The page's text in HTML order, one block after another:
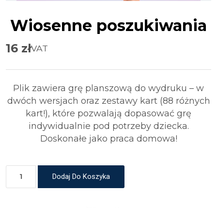
Wiosenne poszukiwania
16 złVAT
Plik zawiera grę planszową do wydruku – w
dwóch wersjach oraz zestawy kart (88 różnych
kart!), które pozwalają dopasować grę
indywidualnie pod potrzeby dziecka.
Doskonałe jako praca domowa!
Dodaj Do Koszyka